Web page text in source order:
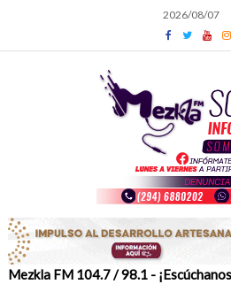
content
2026/08/07
Mezkla FM 104.7 / 98.1 -